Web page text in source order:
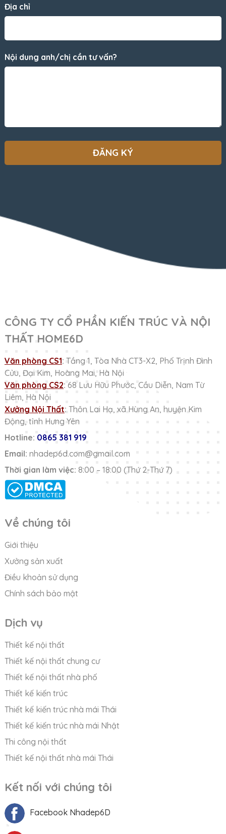
Địa chỉ
Nội dung anh/chị cần tư vấn?
CÔNG TY CỔ PHẦN KIẾN TRÚC VÀ NỘI
THẤT HOME6D
Văn phòng CS1: Tầng 1, Tòa Nhà CT3-X2, Phố Trịnh Đình
Cửu, Đại Kim, Hoàng Mai, Hà Nội
Văn phòng CS2: 68 Lưu Hữu Phước, Cầu Diễn, Nam Từ
Liêm, Hà Nội
Xưởng Nội Thất: Thôn Lai Hạ, xã Hùng An, huyện Kim
Động, tỉnh Hưng Yên
Hotline: 0865 381 919
Email: nhadep6d.com@gmail.com
Thời gian làm việc: 8:00 – 18:00 (Thứ 2-Thứ 7)
Về chúng tôi
Giới thiệu
Xưởng sản xuất
Điều khoản sử dụng
Chính sách bảo mật
Dịch vụ
Thiết kế nội thất
Thiết kế nội thất chung cư
Thiết kế nội thất nhà phố
Thiết kế kiến trúc
Thiết kế kiến trúc nhà mái Thái
Thiết kế kiến trúc nhà mái Nhật
Thi công nội thất
Thiết kế nội thất nhà mái Thái
Kết nối với chúng tôi
Facebook Nhadep6D